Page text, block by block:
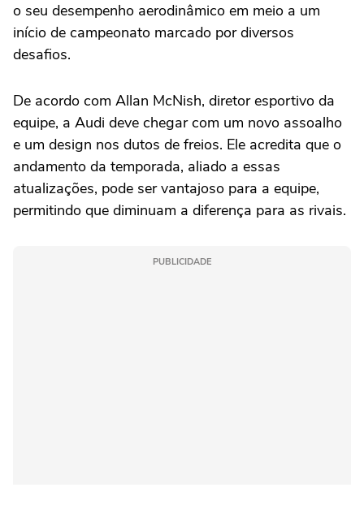
o seu desempenho aerodinâmico em meio a um
início de campeonato marcado por diversos
desafios.
De acordo com Allan McNish, diretor esportivo da
equipe, a Audi deve chegar com um novo assoalho
e um design nos dutos de freios. Ele acredita que o
andamento da temporada, aliado a essas
atualizações, pode ser vantajoso para a equipe,
permitindo que diminuam a diferença para as rivais.
PUBLICIDADE